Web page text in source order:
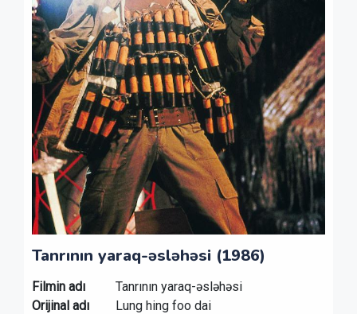
Tanrının yaraq-əsləhəsi (1986)
Filmin adı
Tanrının yaraq-əsləhəsi
Orijinal adı
Lung hing foo dai